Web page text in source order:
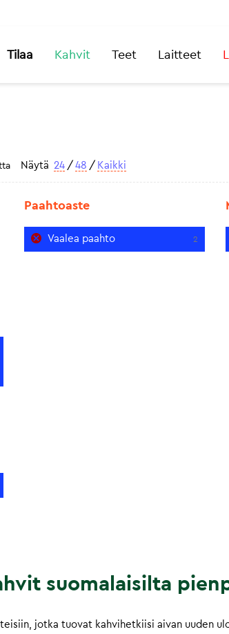
Tilaa Kahvit Teet Laitteet
Näytä 24 / 48 / Kaikki
Paahtoaste
Vaalea paahto 2
suomalaisilta
jotka tuovat kahvihetkiisi aivan uuden